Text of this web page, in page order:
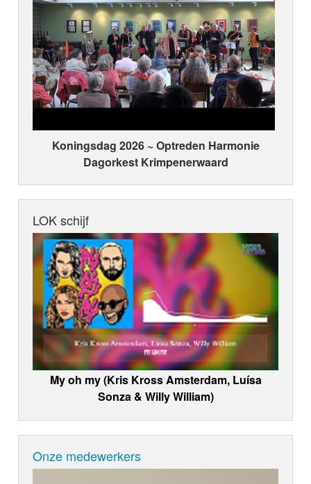
Koningsdag 2026 ~ Optreden Harmonie
Dagorkest Krimpenerwaard
LOK schijf
My oh my (Kris Kross Amsterdam, Luísa
Sonza & Willy William)
Onze medewerkers